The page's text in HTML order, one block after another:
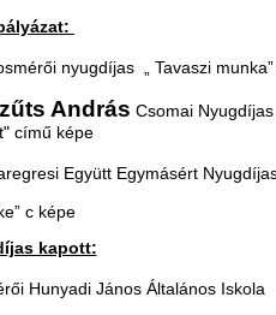
nyugdíjas „ Tavaszi
András Csomai
című képe
Együtt Egymásért
c képe
kapott:
Hunyadi János Általános Iskola